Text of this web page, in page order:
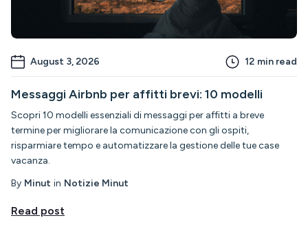
August 3, 2026 12 min read
Messaggi Airbnb per affitti brevi: 10 modelli
Scopri 10 modelli essenziali di messaggi per affitti a breve
termine per migliorare la comunicazione con gli ospiti,
risparmiare tempo e automatizzare la gestione delle tue case
vacanza.
By Minut in Notizie Minut
Read post